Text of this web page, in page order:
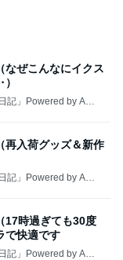
なぜこんなにイクス
記」Powered by Ame
再入荷グッズ＆新作
記」Powered by Ame
17時過ぎても30度
で快適です
記」Powered by Ame